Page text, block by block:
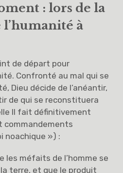
: lors de la
à
de départ pour
Confronté au mal qui se
Dieu décide de l’anéantir,
de qui se reconstituera
Il fait définitivement
commandements
noachique ») :
les méfaits de l’homme se
terre, et que le produit